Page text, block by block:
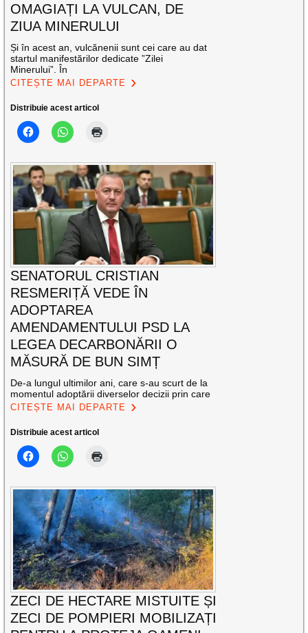
OMAGIAȚI LA VULCAN, DE
ZIUA MINERULUI
Și în acest an, vulcănenii sunt cei care au dat
startul manifestărilor dedicate ”Zilei
Minerului”. În
CITEȘTE MAI DEPARTE
Distribuie acest articol
SENATORUL CRISTIAN
RESMERIȚĂ VEDE ÎN
ADOPTAREA
AMENDAMENTULUI PSD LA
LEGEA DECARBONĂRII O
MĂSURĂ DE BUN SIMȚ
De-a lungul ultimilor ani, care s-au scurt de la
momentul adoptării diverselor decizii prin care
CITEȘTE MAI DEPARTE
Distribuie acest articol
ZECI DE HECTARE MISTUITE ȘI
ZECI DE POMPIERI MOBILIZAȚI